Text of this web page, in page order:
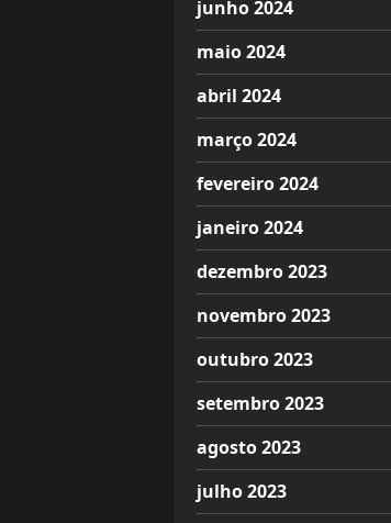
junho 2024
maio 2024
abril 2024
março 2024
fevereiro 2024
janeiro 2024
dezembro 2023
novembro 2023
outubro 2023
setembro 2023
agosto 2023
julho 2023